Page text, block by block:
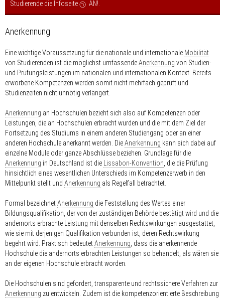
Studierende die Infoseite
AN!
Anerkennung
Eine wichtige Voraussetzung für die nationale und internationale Mobilität
von Studierenden ist die möglichst umfassendeAnerkennung von Studien-
und Prüfungsleistungen im nationalen und internationalen Kontext. Bereits
erworbene Kompetenzen werden somit nicht mehrfach geprüft und
Studienzeiten nicht unnötig verlängert.
Anerkennung an Hochschulen bezieht sich also auf Kompetenzen oder
Leistungen, die an Hochschulen erbracht wurden und die mit dem Ziel der
Fortsetzung des Studiums in einem anderen Studiengang oder an einer
anderen Hochschule anerkannt werden. DieAnerkennung kann sich dabei auf
einzelne Module oder ganze Abschlüsse beziehen. Grundlage für die
Anerkennung in Deutschland ist die Lissabon-Konvention , die die Prüfung
hinsichtlich eines wesentlichen Unterschieds im Kompetenzerwerb in den
Mittelpunkt stellt und Anerkennung als Regelfall betrachtet.
Formal bezeichnetAnerkennung die Feststellung des Wertes einer
Bildungsqualifikation, der von der zuständigen Behörde bestätigt wird und die
andernorts erbrachte Leistung mit denselben Rechtswirkungen ausgestattet,
wie sie mit derjenigen Qualifikation verbunden ist, deren Rechtswirkung
begehrt wird. Praktisch bedeutetAnerkennung , dass die anerkennende
Hochschule die andernorts erbrachten Leistungen so behandelt, als wären sie
an der eigenen Hochschule erbracht worden.
Die Hochschulen sind gefordert, transparente und rechtssichere Verfahren zur
Anerkennung zu entwickeln. Zudem ist die kompetenzorientierte Beschreibung